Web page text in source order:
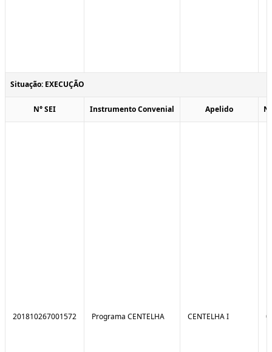
Situação: EXECUÇÃO
N° SEI Instrumento Convenial Apelido
201810267001572 Programa CENTELHA CENTELHA I